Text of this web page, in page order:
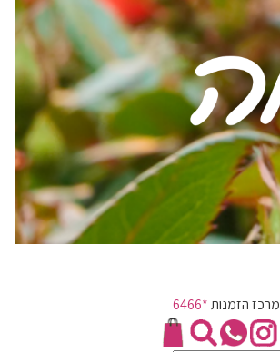
מרכז הזמנות*6466